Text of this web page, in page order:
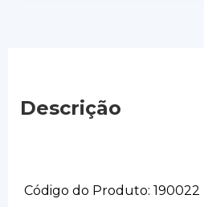
Descrição
Código do Produto: 190022